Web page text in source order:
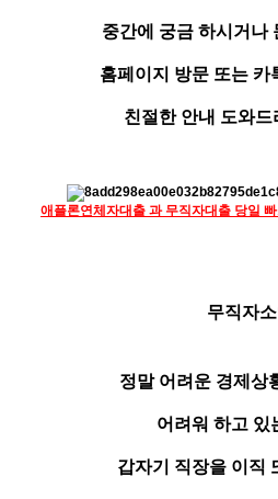
중간에 궁금 하시거나
홈페이지 방문 또는 카
친절한 안내 도와
애플론연체자대출 과 무직자대출 당일
무직자
정말 어려운 경제상
어려워 하고 있
갑자기 직장을 이직